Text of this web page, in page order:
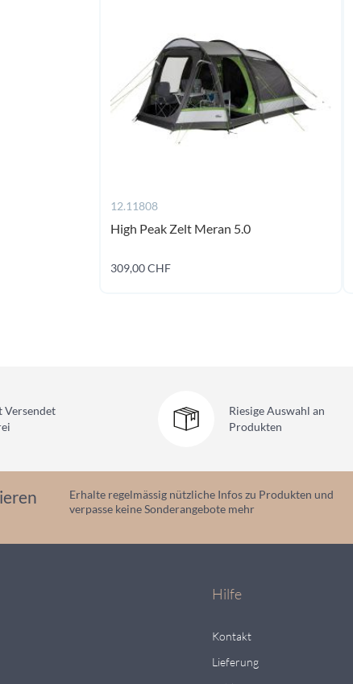
12.11808
High Peak Zelt Meran 5.0
309,00 CHF
Versendet
Riesige Auswahl an
Produkten
Erhalte regelmässig nützliche Infos zu Produkten und
verpasse keine Sonderangebote mehr
Hilfe
Kontakt
Lieferung